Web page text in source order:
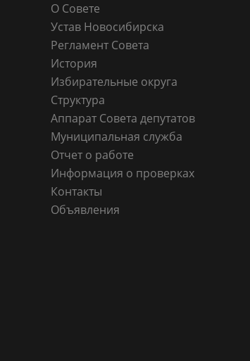
О Совете
Устав Новосибирска
Регламент Совета
История
Избирательные округа
Структура
Аппарат Совета депутатов
Муниципальная служба
Отчет о работе
Информация о проверках
Контакты
Объявления